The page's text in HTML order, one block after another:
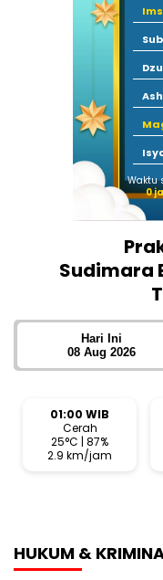
Waktu
0
Sudimara
Hari Ini
08 Aug 2026
01:00 WIB
Cerah
25°C | 87%
2.9 km/jam
HUKUM &